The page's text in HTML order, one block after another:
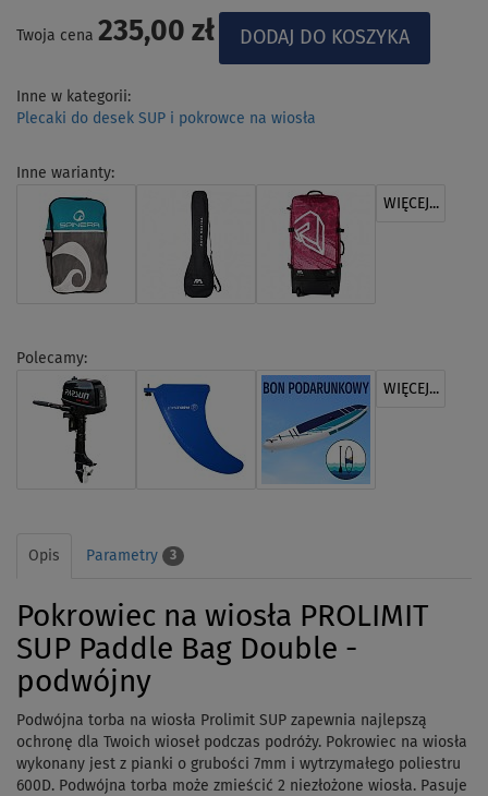
Twoja cena 235,00 zł
Inne w kategorii:
Plecaki do desek SUP i pokrowce na wiosła
Inne warianty:
WIĘCEJ...
Polecamy:
WIĘCEJ...
Opis Parametry 3
Pokrowiec na wiosła PROLIMIT
SUP Paddle Bag Double -
podwójny
Podwójna torba na wiosła Prolimit SUP zapewnia najlepszą
ochronę dla Twoich wioseł podczas podróży. Pokrowiec na wiosła
wykonany jest z pianki o grubości 7mm i wytrzymałego poliestru
600D. Podwójna torba może zmieścić 2 niezłożone wiosła. Pasuje